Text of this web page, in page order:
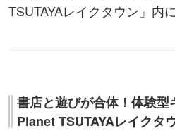
TSUTAYAレイクタウン」内
書店と遊びが合体！体験
Planet TSUTAYAレイクタ